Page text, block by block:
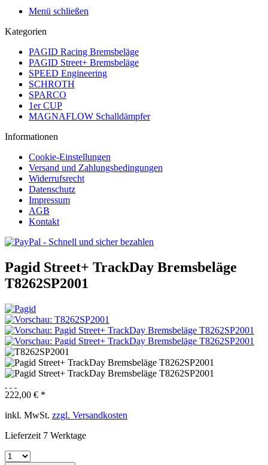
Menü schließen
Kategorien
PAGID Racing Bremsbeläge
PAGID Street+ Bremsbeläge
SPEED Engineering
SCHROTH
SPARCO
1er CUP
MAGNAFLOW Schalldämpfer
Informationen
Cookie-Einstellungen
Versand und Zahlungsbedingungen
Widerrufsrecht
Datenschutz
Impressum
AGB
Kontakt
Pagid Street+ TrackDay Bremsbeläge
T8262SP2001
222,00 € *
inkl. MwSt. zzgl. Versandkosten
Lieferzeit 7 Werktage